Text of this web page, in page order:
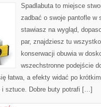
Spadlabuta to miejsce
zadbać o swoje pantofle w
stawiasz na wygląd,
par, znajdziesz tu
konserwacji obuwia w
wszechstronne podejście
łatwa, a efekty widać po
sztuce. Dobre buty potrafi […]